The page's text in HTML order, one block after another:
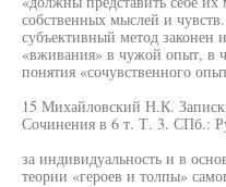
собственных мыслей и
субъективный метод законен
«вживания» в чужой опыт, в
понятия «сочувственного
15 Михайловский Н.К.
Сочинения в 6 т. Т. 3. СПб.:
за индивидуальность и в
теории «героев и толпы»